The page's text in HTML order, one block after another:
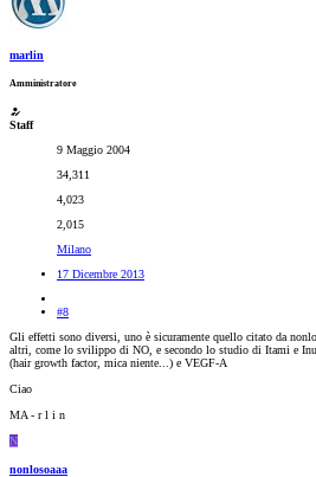
marlin
Amministratore
Staff
9 Maggio 2004
34,311
4,023
2,015
Milano
17 Dicembre 2013
#8
Gli effetti sono diversi, uno è sicuramente quello citato da
altri, come lo svilippo di NO, e secondo lo studio di Itami e
(hair growth factor, mica niente...) e VEGF-A
Ciao
MA - r l i n
N
nonlosoaaa